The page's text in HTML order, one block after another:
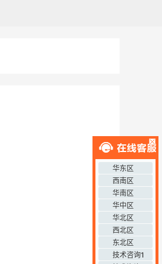
华东区
西南区
华南区
华中区
华北区
西北区
东北区
技术咨询1